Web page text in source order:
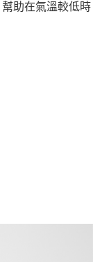
助在氣溫較低時